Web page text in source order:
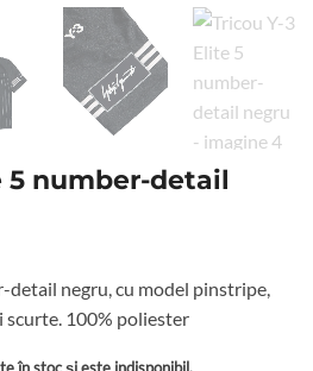
5 number-detail
detail negru, cu model pinstripe,
scurte. 100% poliester